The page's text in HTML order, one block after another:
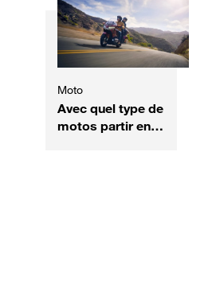
la légende
thermique
Moto
Avec quel type de
motos partir en